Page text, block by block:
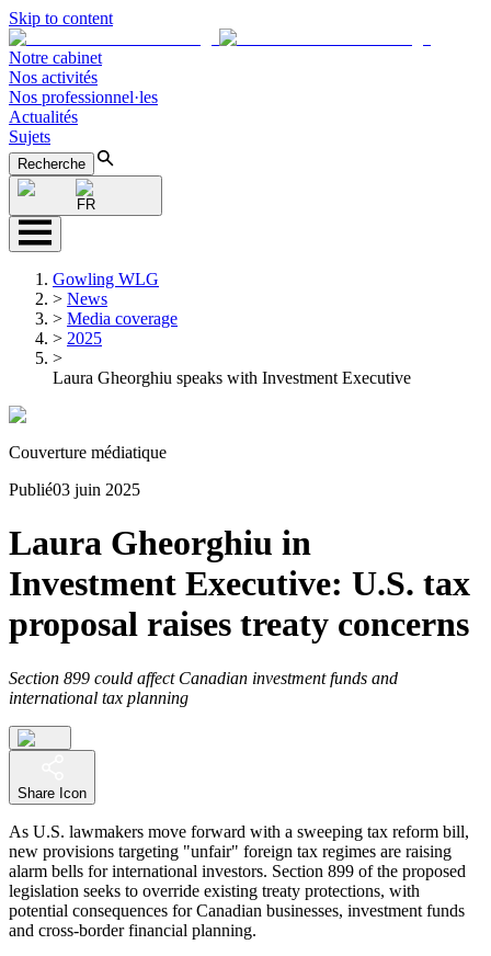
Skip to content
Notre cabinet
Nos activités
Nos professionnel·les
Actualités
Sujets
Recherche
FR
Gowling WLG
> News
> Media coverage
> 2025
>
Laura Gheorghiu speaks with Investment Executive
Couverture médiatique
Publié03 juin 2025
Laura Gheorghiu in
Investment Executive: U.S. tax
proposal raises treaty concerns
Section 899 could affect Canadian investment funds and
international tax planning
Share Icon
As U.S. lawmakers move forward with a sweeping tax reform bill,
new provisions targeting "unfair" foreign tax regimes are raising
alarm bells for international investors. Section 899 of the proposed
legislation seeks to override existing treaty protections, with
potential consequences for Canadian businesses, investment funds
and cross-border financial planning.